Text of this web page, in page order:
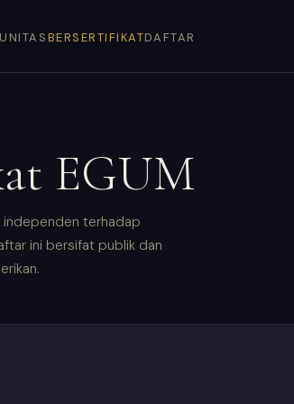
BERSERTIFIKATDAFTAR
EGUM
independen terhadap
ini bersifat publik dan